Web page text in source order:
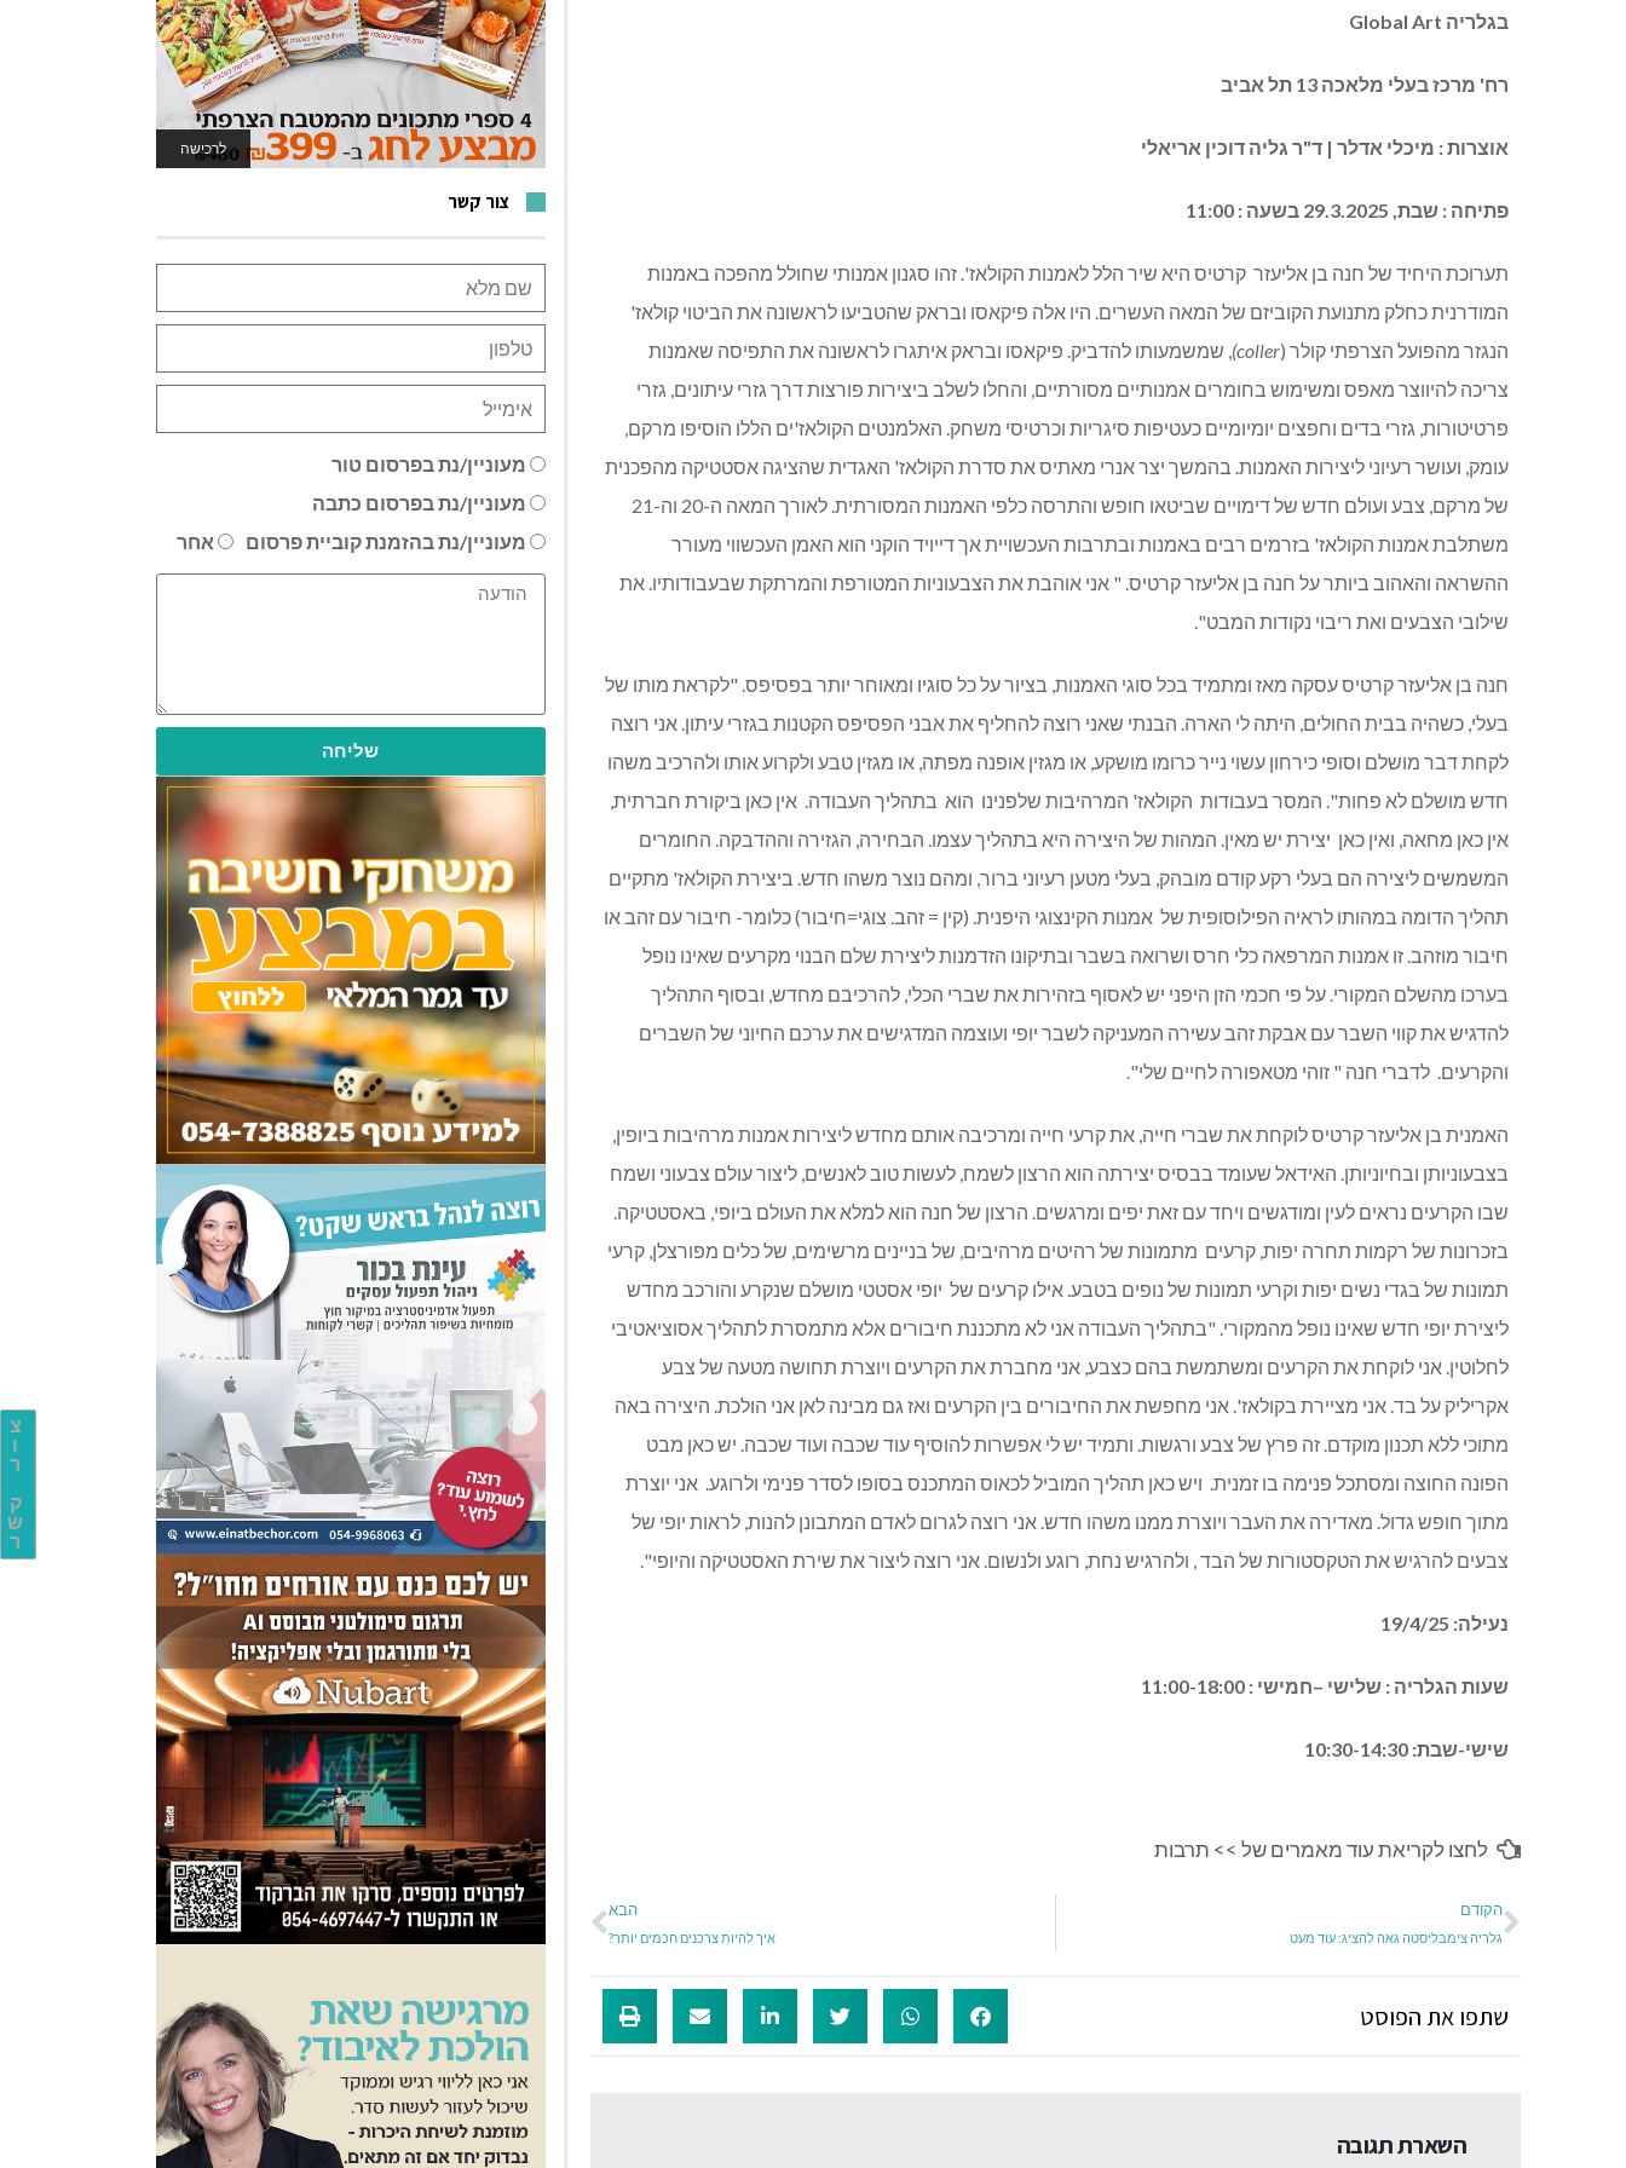
צ
ו
ר
ק
ש
ר
בגלריה Global Art
רח' מרכז בעלי מלאכה 13 תל אביב
אוצרות : מיכלי אדלר | ד"ר גליה דוכין אריאלי
פתיחה : שבת, 29.3.2025 בשעה : 11:00
תערוכת היחיד של חנה בן אליעזר קרטיס היא שיר הלל לאמנות הקולאז'. זהו סגנון אמנותי שחולל מהפכה באמנות
המודרנית כחלק מתנועת הקוביזם של המאה העשרים. היו אלה פיקאסו ובראק שהטביעו לראשונה את הביטוי קולאז'
הנגזר מהפועל הצרפתי קולר (
coller)
, שמשמעותו להדביק. פיקאסו ובראק איתגרו לראשונה את התפיסה שאמנות
צריכה להיווצר מאפס ומשימוש בחומרים אמנותיים מסורתיים, והחלו לשלב ביצירות פורצות דרך גזרי עיתונים, גזרי
פרטיטורות, גזרי בדים וחפצים יומיומיים כעטיפות סיגריות וכרטיסי משחק. האלמנטים הקולאז'ים הללו הוסיפו מרקם,
עומק, ועושר רעיוני ליצירות האמנות. בהמשך יצר אנרי מאתיס את סדרת הקולאז' האגדית שהציגה אסטטיקה מהפכנית
של מרקם, צבע ועולם חדש של דימויים שביטאו חופש והתרסה כלפי האמנות המסורתית. לאורך המאה ה-20 וה-21
משתלבת אמנות הקולאז' בזרמים רבים באמנות ובתרבות העכשויית אך דייויד הוקני הוא האמן העכשווי מעורר
ההשראה והאהוב ביותר על חנה בן אליעזר קרטיס. " אני אוהבת את הצבעוניות המטורפת והמרתקת שבעבודותיו. את
שילובי הצבעים ואת ריבוי נקודות המבט".
חנה בן אליעזר קרטיס עסקה מאז ומתמיד בכל סוגי האמנות, בציור על כל סוגיו ומאוחר יותר בפסיפס. "לקראת מותו של
בעלי, כשהיה בבית החולים, היתה לי הארה. הבנתי שאני רוצה להחליף את אבני הפסיפס הקטנות בגזרי עיתון. אני רוצה
לקחת דבר מושלם וסופי כירחון עשוי נייר כרומו מושקע, או מגזין אופנה מפתה, או מגזין טבע ולקרוע אותו ולהרכיב משהו
חדש מושלם לא פחות". המסר בעבודות הקולאז' המרהיבות שלפנינו הוא בתהליך העבודה. אין כאן ביקורת חברתית,
אין כאן מחאה, ואין כאן יצירת יש מאין. המהות של היצירה היא בתהליך עצמו. הבחירה, הגזירה וההדבקה. החומרים
המשמשים ליצירה הם בעלי רקע קודם מובהק, בעלי מטען רעיוני ברור, ומהם נוצר משהו חדש. ביצירת הקולאז' מתקיים
תהליך הדומה במהותו לראיה הפילוסופית של אמנות הקינצוגי היפנית. (קין = זהב. צוגי=חיבור) כלומר- חיבור עם זהב או
חיבור מוזהב. זו אמנות המרפאה כלי חרס ושרואה בשבר ובתיקונו הזדמנות ליצירת שלם הבנוי מקרעים שאינו נופל
בערכו מהשלם המקורי. על פי חכמי הזן היפני יש לאסוף בזהירות את שברי הכלי, להרכיבם מחדש, ובסוף התהליך
להדגיש את קווי השבר עם אבקת זהב עשירה המעניקה לשבר יופי ועוצמה המדגישים את ערכם החיוני של השברים
והקרעים. לדברי חנה " זוהי מטאפורה לחיים שלי".
האמנית בן אליעזר קרטיס לוקחת את שברי חייה, את קרעי חייה ומרכיבה אותם מחדש ליצירות אמנות מרהיבות ביופין,
בצבעוניותן ובחיוניותן. האידאל שעומד בבסיס יצירתה הוא הרצון לשמח, לעשות טוב לאנשים, ליצור עולם צבעוני ושמח
שבו הקרעים נראים לעין ומודגשים ויחד עם זאת יפים ומרגשים. הרצון של חנה הוא למלא את העולם ביופי, באסטטיקה.
בזכרונות של רקמות תחרה יפות, קרעים מתמונות של רהיטים מרהיבים, של בניינים מרשימים, של כלים מפורצלן, קרעי
תמונות של בגדי נשים יפות וקרעי תמונות של נופים בטבע. אילו קרעים של יופי אסטטי מושלם שנקרע והורכב מחדש
ליצירת יופי חדש שאינו נופל מהמקורי. "בתהליך העבודה אני לא מתכננת חיבורים אלא מתמסרת לתהליך אסוציאטיבי
לחלוטין. אני לוקחת את הקרעים ומשתמשת בהם כצבע, אני מחברת את הקרעים ויוצרת תחושה מטעה של צבע
אקריליק על בד. אני מציירת בקולאז'. אני מחפשת את החיבורים בין הקרעים ואז גם מבינה לאן אני הולכת. היצירה באה
מתוכי ללא תכנון מוקדם. זה פרץ של צבע ורגשות. ותמיד יש לי אפשרות להוסיף עוד שכבה ועוד שכבה. יש כאן מבט
הפונה החוצה ומסתכל פנימה בו זמנית. ויש כאן תהליך המוביל לכאוס המתכנס בסופו לסדר פנימי ולרוגע. אני יוצרת
מתוך חופש גדול. מאדירה את העבר ויוצרת ממנו משהו חדש. אני רוצה לגרום לאדם המתבונן להנות, לראות יופי של
צבעים להרגיש את הטקסטורות של הבד , ולהרגיש נחת, רוגע ולנשום. אני רוצה ליצור את שירת האסטטיקה והיופי".
נעילה: 19/4/25
שעות הגלריה : שלישי –חמישי : 11:00-18:00
שישי-שבת: 10:30-14:30
לחצו לקריאת עוד מאמרים של >> תרבות
הקודם
גלריה צימבליסטה גאה להציג: עוד מעט
הבא
איך להיות צרכנים חכמים יותר?
שתפו את הפוסט
השארת תגובה
לרכישה
לאתר המשחקים
צור קשר
מעוניין/נת בפרסום טור
מעוניין/נת בפרסום כתבה
מעוניין/נת בהזמנת קוביית פרסום
אחר
שליחה